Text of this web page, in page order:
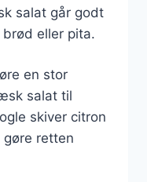
salat går godt
eller pita.
en stor
salat til
skiver citron
retten